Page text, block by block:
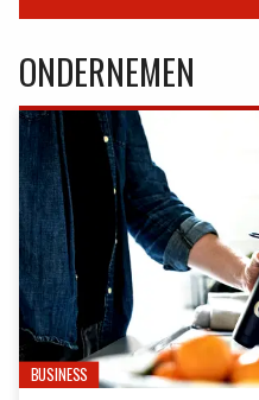
ONDERNEMEN
BUSINESS